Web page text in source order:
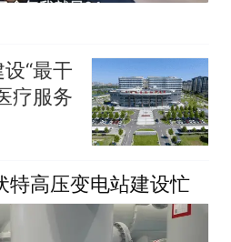
“最干
疗服务
特高压变电站建设忙